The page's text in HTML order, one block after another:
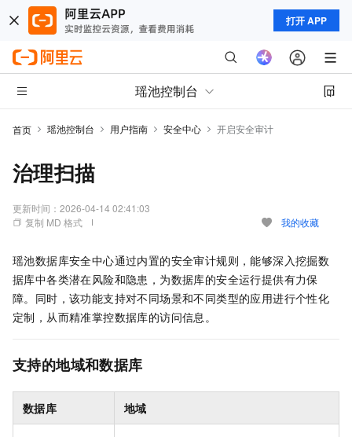
打开 APP
瑶池控制台
首页 瑶池控制台 用户指南 安全中心 开启安全审计
治理扫描
更新时间： 2026-04-14 02:41:03
复制 MD 格式
我的收藏
瑶池数据库安全中心通过内置的安全审计规则，能够深入挖掘数
据库中各类潜在风险和隐患，为数据库的安全运行提供有力保
障。同时，该功能支持对不同场景和不同类型的应用进行个性化
定制，从而精准掌控数据库的访问信息。
支持的地域和数据库
数据库 地域